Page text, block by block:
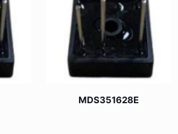
MDS351628E